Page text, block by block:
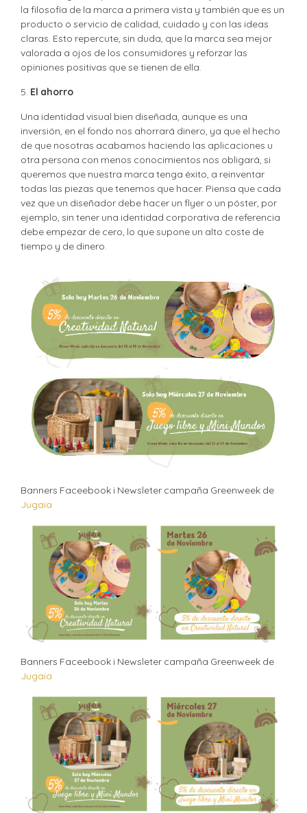
la filosofía de la marca a primera vista y también que es un
producto o servicio de calidad, cuidado y con las ideas
claras. Esto repercute, sin duda, que la marca sea mejor
valorada a ojos de los consumidores y reforzar las
opiniones positivas que se tienen de ella.
5. El ahorro
Una identidad visual bien diseñada, aunque es una
inversión, en el fondo nos ahorrará dinero, ya que el hecho
de que nosotras acabamos haciendo las aplicaciones u
otra persona con menos conocimientos nos obligará, si
queremos que nuestra marca tenga éxito, a reinventar
todas las piezas que tenemos que hacer. Piensa que cada
vez que un diseñador debe hacer un flyer o un póster, por
ejemplo, sin tener una identidad corporativa de referencia
debe empezar de cero, lo que supone un alto coste de
tiempo y de dinero.
Banners Faceebook i Newsleter campaña Greenweek de
Jugaia
Banners Faceebook i Newsleter campaña Greenweek de
Jugaia